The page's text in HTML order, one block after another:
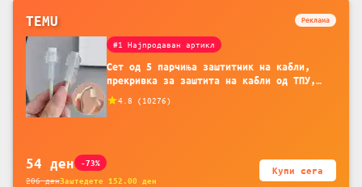
TEMU Реклама
#1 Најпродаван артикл
Сет од 5 парчиња заштитник на кабли,
прекривка за заштита на кабли од ТПУ,
батерија, за мобилни телефони, комплет
4.8 ( 10276)
54 ден -73%
206денЗаштедете 152.00 ден
Купи сега